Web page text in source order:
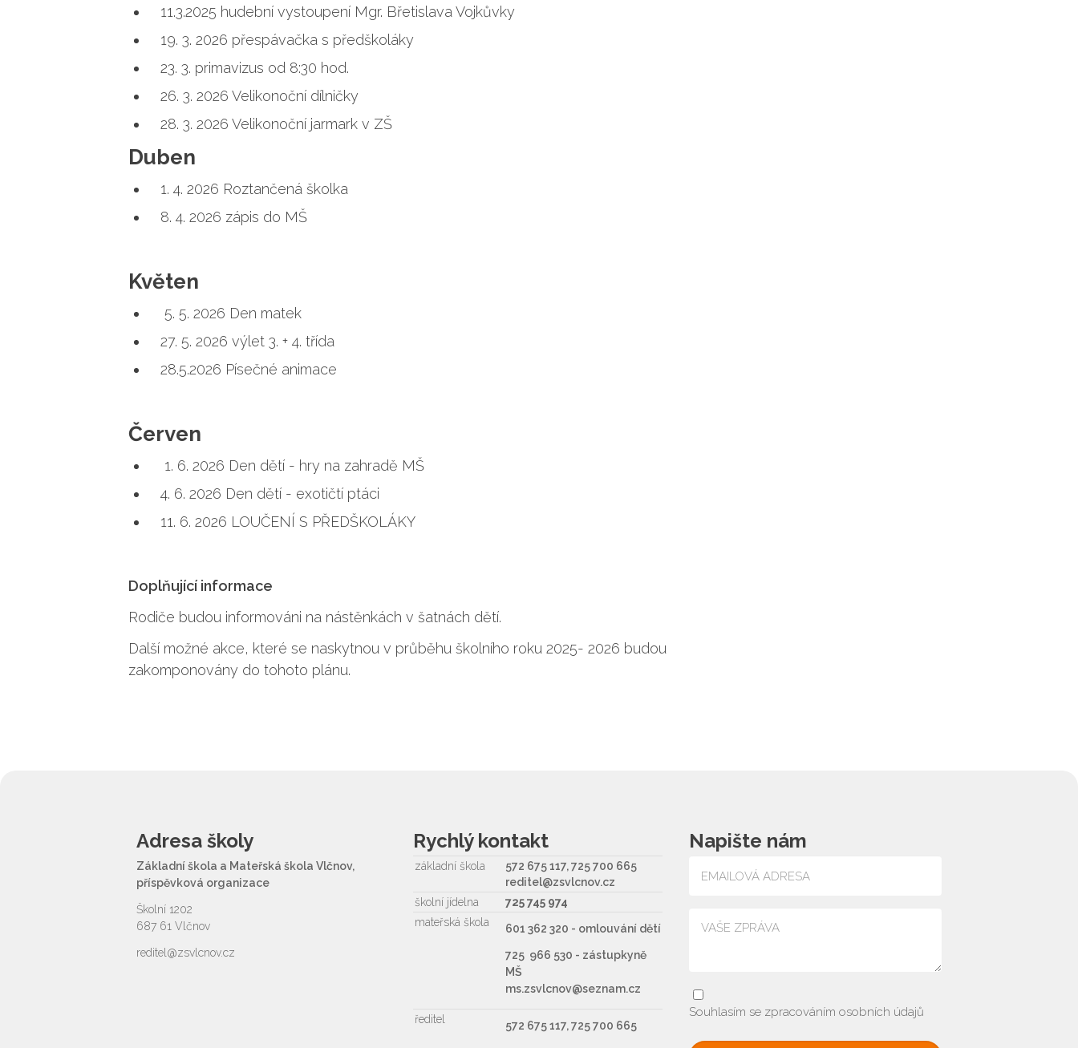
11.3.2025 hudební vystoupení Mgr. Břetislava Vojkůvky
19. 3. 2026 přespávačka s předškoláky
23. 3. primavizus od 8:30 hod.
26. 3. 2026 Velikonoční dílničky
28. 3. 2026 Velikonoční jarmark v ZŠ
Duben
1. 4. 2026 Roztančená školka
8. 4. 2026 zápis do MŠ
Květen
5. 5. 2026 Den matek
27. 5. 2026 výlet 3. + 4. třída
28.5.2026 Písečné animace
Červen
1. 6. 2026 Den dětí - hry na zahradě MŠ
4. 6. 2026 Den dětí - exotičtí ptáci
11. 6. 2026 LOUČENÍ S PŘEDŠKOLÁKY
Doplňující informace
Rodiče budou informováni na nástěnkách v šatnách dětí.
Další možné akce, které se naskytnou v průběhu školního roku 2025- 2026 budou
zakomponovány do tohoto plánu.
Adresa školy
Základní škola a Mateřská škola Vlčnov,
příspěvková organizace
Školní 1202
687 61 Vlčnov
reditel@zsvlcnov.cz
Rychlý kontakt
základní škola
572 675 117, 725 700 665
reditel@zsvlcnov.cz
školní jídelna
725 745 974
mateřská škola
601 362 320 - omlouvání dětí
725 966 530 - zástupkyně
MŠ
ms.zsvlcnov@seznam.cz
ředitel 572 675 117, 725 700 665
Napište nám
Souhlasím se zpracováním osobních údajů